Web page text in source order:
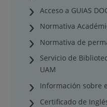
Acceso a GUIAS
Normativa
Normativa de
Servicio de
UAM
Información sobre
Certificado de